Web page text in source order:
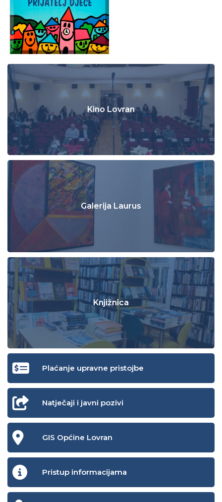
Kino Lovran
Galerija Laurus
Knjižnica
Plaćanje upravne pristojbe
Natječaji i javni pozivi
GIS Općine Lovran
Pristup informacijama